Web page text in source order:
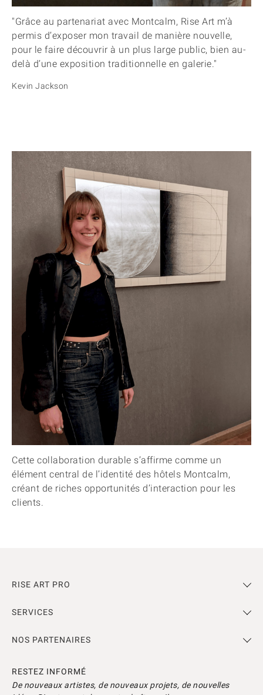
"Grâce au partenariat avec Montcalm, Rise Art m’à
permis d’exposer mon travail de manière nouvelle,
pour le faire découvrir à un plus large public, bien au-
delà d’une exposition traditionnelle en galerie."
Kevin Jackson
Cette collaboration durable s’affirme comme un
élément central de l’identité des hôtels Montcalm,
créant de riches opportunités d’interaction pour les
clients.
RISE ART PRO
SERVICES
NOS PARTENAIRES
RESTEZ INFORMÉ
De nouveaux artistes, de nouveaux projets, de nouvelles